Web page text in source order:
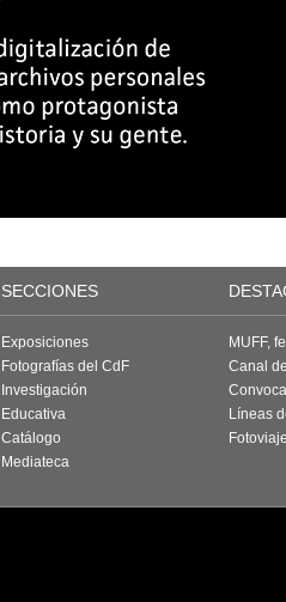
SECCIONES
Exposiciones
Fotografías del CdF
Investigación
Educativa
Catálogo
Mediateca
MUFF,
Canal
Líneas